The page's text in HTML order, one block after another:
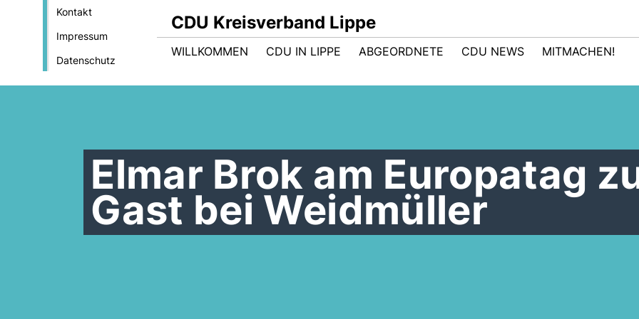
Kontakt
Impressum
Datenschutz
CDU Kreisverband Lippe
WILLKOMMEN CDU IN LIPPE ABGEORDNETE CDU NEWS MITMACHEN!
Elmar Brok am Europatag
Gast bei Weidmüller